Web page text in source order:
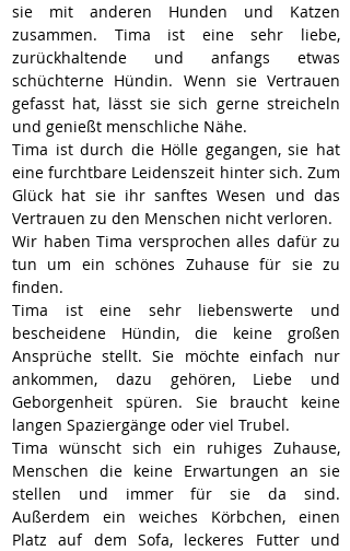
sie mit anderen Hunden und Katzen
zusammen. Tima ist eine sehr liebe,
zurückhaltende und anfangs etwas
schüchterne Hündin. Wenn sie Vertrauen
gefasst hat, lässt sie sich gerne streicheln
und genießt menschliche Nähe.
Tima ist durch die Hölle gegangen, sie hat
eine furchtbare Leidenszeit hinter sich. Zum
Glück hat sie ihr sanftes Wesen und das
Vertrauen zu den Menschen nicht verloren.
Wir haben Tima versprochen alles dafür zu
tun um ein schönes Zuhause für sie zu
finden.
Tima ist eine sehr liebenswerte und
bescheidene Hündin, die keine großen
Ansprüche stellt. Sie möchte einfach nur
ankommen, dazu gehören, Liebe und
Geborgenheit spüren. Sie braucht keine
langen Spaziergänge oder viel Trubel.
Tima wünscht sich ein ruhiges Zuhause,
Menschen die keine Erwartungen an sie
stellen und immer für sie da sind.
Außerdem ein weiches Körbchen, einen
Platz auf dem Sofa, leckeres Futter und